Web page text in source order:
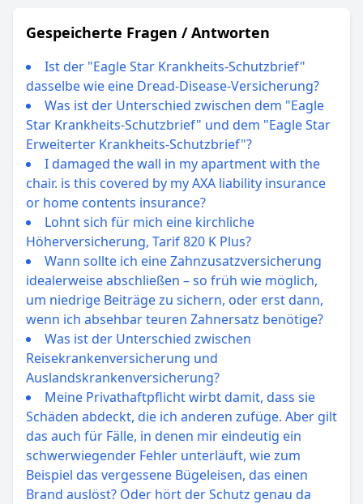
Gespeicherte Fragen / Antworten
Ist der "Eagle Star Krankheits-Schutzbrief"
dasselbe wie eine Dread-Disease-Versicherung?
Was ist der Unterschied zwischen dem "Eagle
Star Krankheits-Schutzbrief" und dem "Eagle Star
Erweiterter Krankheits-Schutzbrief"?
I damaged the wall in my apartment with the
chair. is this covered by my AXA liability insurance
or home contents insurance?
Lohnt sich für mich eine kirchliche
Höherversicherung, Tarif 820 K Plus?
Wann sollte ich eine Zahnzusatzversicherung
idealerweise abschließen – so früh wie möglich,
um niedrige Beiträge zu sichern, oder erst dann,
wenn ich absehbar teuren Zahnersatz benötige?
Was ist der Unterschied zwischen
Reisekrankenversicherung und
Auslandskrankenversicherung?
Meine Privathaftpflicht wirbt damit, dass sie
Schäden abdeckt, die ich anderen zufüge. Aber gilt
das auch für Fälle, in denen mir eindeutig ein
schwerwiegender Fehler unterläuft, wie zum
Beispiel das vergessene Bügeleisen, das einen
Brand auslöst? Oder hört der Schutz genau da